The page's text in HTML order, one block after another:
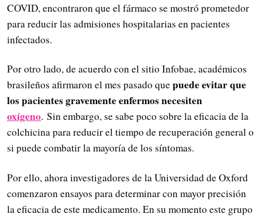
COVID, encontraron que el fármaco se mostró prometedor
para reducir las admisiones hospitalarias en pacientes
infectados.
Por otro lado, de acuerdo con el sitio Infobae, académicos
brasileños afirmaron el mes pasado quepuede evitar que
los pacientes gravemente enfermos necesiten
oxígeno. Sin embargo, se sabe poco sobre la eficacia de la
colchicina para reducir el tiempo de recuperación general o
si puede combatir la mayoría de los síntomas.
Por ello, ahora investigadores de la Universidad de Oxford
comenzaron ensayos para determinar con mayor precisión
la eficacia de este medicamento. En su momento este grupo